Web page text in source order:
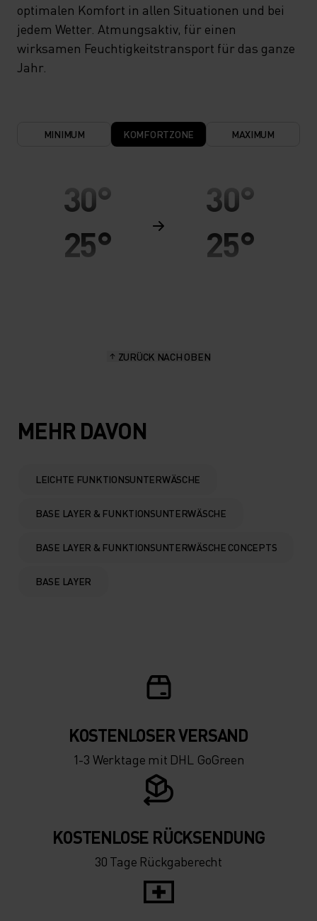
optimalen Komfort in allen Situationen und bei
jedem Wetter. Atmungsaktiv, für einen
wirksamen Feuchtigkeitstransport für das ganze
Jahr.
MINIMUM KOMFORTZONE MAXIMUM
30°
25°
5°
0°
-5°
-10°
-30°
30°
25°
-5°
-10°
-30°
ZURÜCK NACH OBEN
MEHR DAVON
LEICHTE FUNKTIONSUNTERWÄSCHE
BASE LAYER & FUNKTIONSUNTERWÄSCHE
BASE LAYER & FUNKTIONSUNTERWÄSCHE CONCEPTS
BASE LAYER
KOSTENLOSER VERSAND
1-3 Werktage mit DHL GoGreen
KOSTENLOSE RÜCKSENDUNG
30 Tage Rückgaberecht